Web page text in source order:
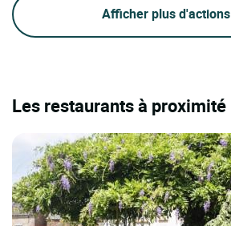
Afficher plus d'actions
Les restaurants à proximité